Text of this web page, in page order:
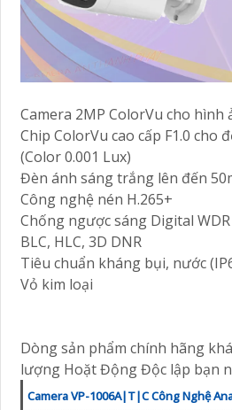
Camera 2MP ColorVu cho hình
Chip ColorVu cao cấp F1.0 cho
(Color 0.001 Lux)
Đèn ánh sáng trắng lên đến
Công nghệ nén H.265+
Chống ngược sáng Digital WDR
BLC, HLC, 3D DNR
Tiêu chuẩn kháng bụi, nước
Vỏ kim loại
Dòng sản phẩm chính hãng
lượng Hoặt Động Độc lập bạn
Camera VP-1006A|T|C Công Nghệ